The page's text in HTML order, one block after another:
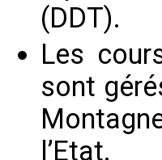
(DDT).
Les
sont
l’Etat.